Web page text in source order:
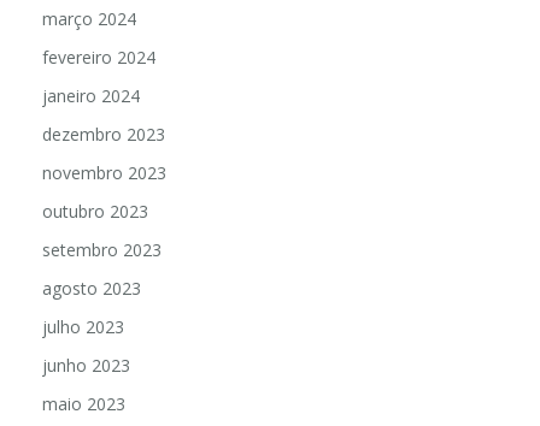
março 2024
fevereiro 2024
janeiro 2024
dezembro 2023
novembro 2023
outubro 2023
setembro 2023
agosto 2023
julho 2023
junho 2023
maio 2023